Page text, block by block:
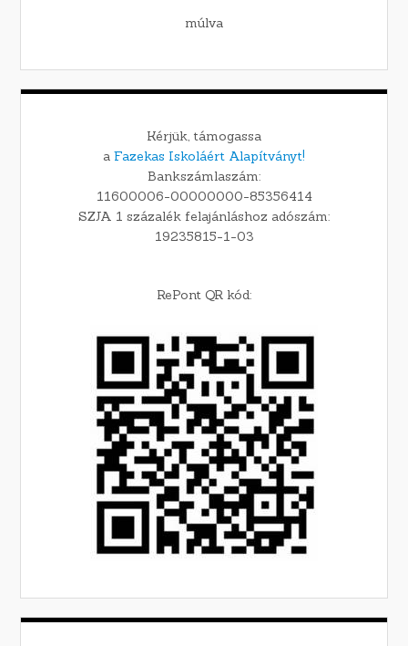
múlva
Kérjük, támogassa
a Fazekas Iskoláért Alapítványt!
Bankszámlaszám:
11600006-00000000-85356414
SZJA 1 százalék felajánláshoz adószám:
19235815-1-03
RePont QR kód: